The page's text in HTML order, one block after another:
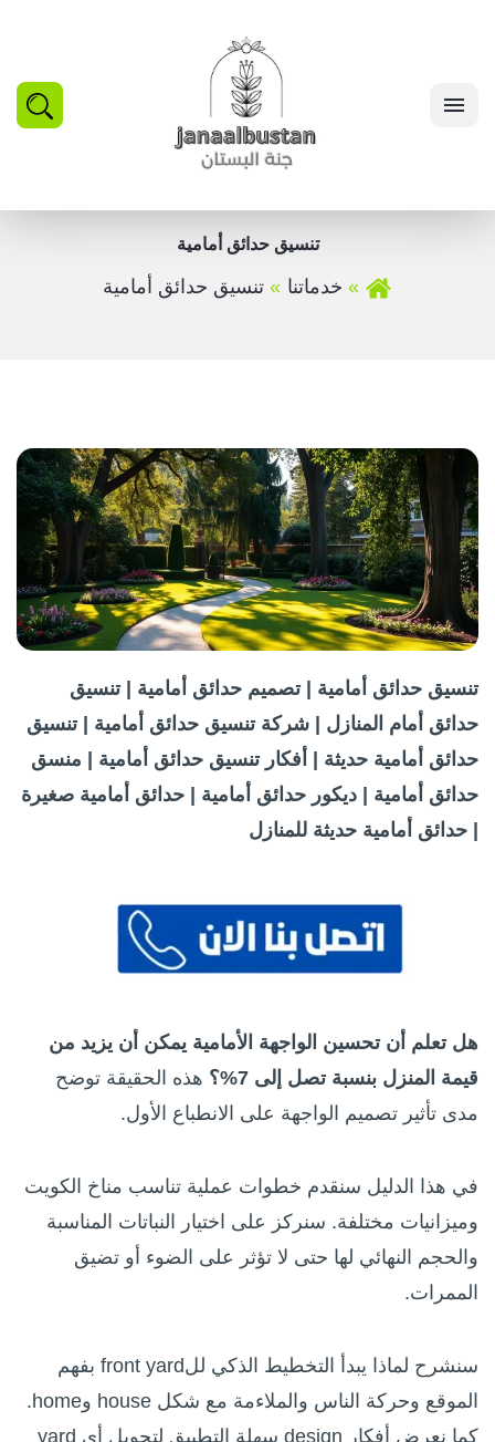
تنسيق حدائق أمامية
خدماتنا تنسيق حدائق أمامية
تنسيق حدائق أمامية | تصميم حدائق أمامية | تنسيق
حدائق أمام المنازل | شركة تنسيق حدائق أمامية | تنسيق
حدائق أمامية حديثة | أفكار تنسيق حدائق أمامية | منسق
حدائق أمامية | ديكور حدائق أمامية | حدائق أمامية صغيرة
| حدائق أمامية حديثة للمنازل
هل تعلم أن تحسين الواجهة الأمامية يمكن أن يزيد من
قيمة المنزل بنسبة تصل إلى 7%؟
هذه الحقيقة توضح
مدى تأثير تصميم الواجهة على الانطباع الأول.
في هذا الدليل سنقدم خطوات عملية تناسب مناخ الكويت
وميزانيات مختلفة. سنركز على اختيار النباتات المناسبة
والحجم النهائي لها حتى لا تؤثر على الضوء أو تضيق
الممرات.
سنشرح لماذا يبدأ التخطيط الذكي للfront yard بفهم
الموقع وحركة الناس والملاءمة مع شكل house وhome.
كما نعرض أفكار design سهلة التطبيق لتحويل أي yard